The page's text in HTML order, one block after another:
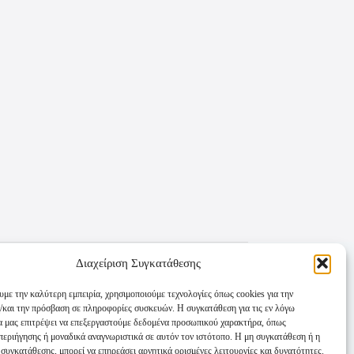
Διαχείριση Συγκατάθεσης
την καλύτερη εμπειρία, χρησιμοποιούμε τεχνολογίες όπως cookies για την
την πρόσβαση σε πληροφορίες συσκευών. Η συγκατάθεση για τις εν λόγω
μας επιτρέψει να επεξεργαστούμε δεδομένα προσωπικού χαρακτήρα, όπως
ή μοναδικά αναγνωριστικά σε αυτόν τον ιστότοπο. Η μη συγκατάθεση ή η
μπορεί να επηρεάσει αρνητικά ορισμένες λειτουργίες και δυνατότητες.